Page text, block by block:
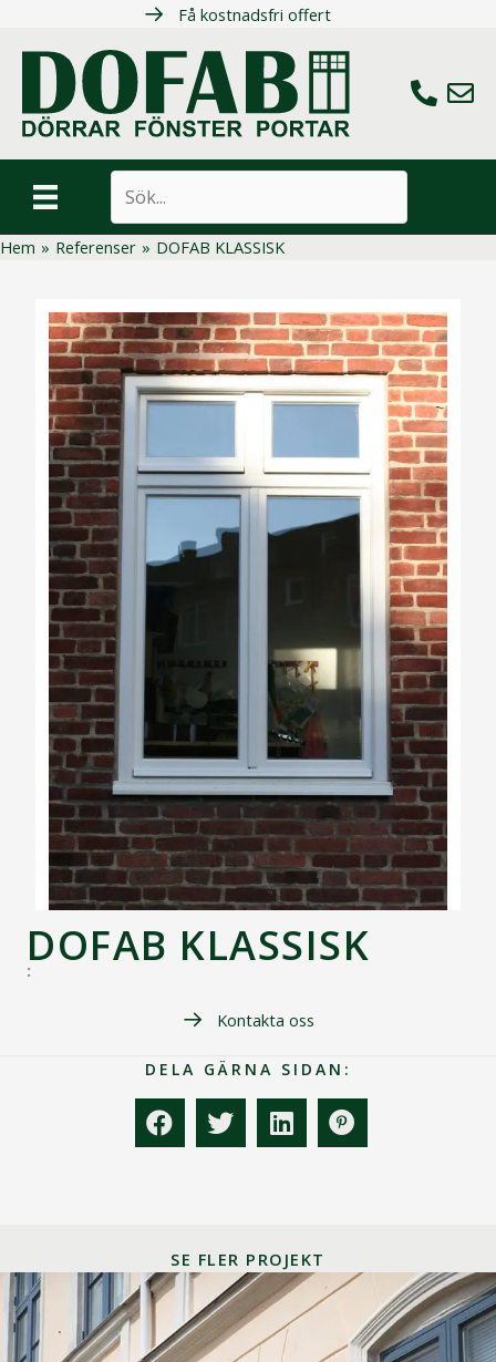
innehåll
Få kostnadsfri offert
Ring oss
Maila
Hem » Referenser » DOFAB KLASSISK
DOFAB KLASSISK
:
Kontakta oss
DELA GÄRNA SIDAN:
SE FLER PROJEKT